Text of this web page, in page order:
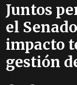
Juntos
el
impacto
gestión